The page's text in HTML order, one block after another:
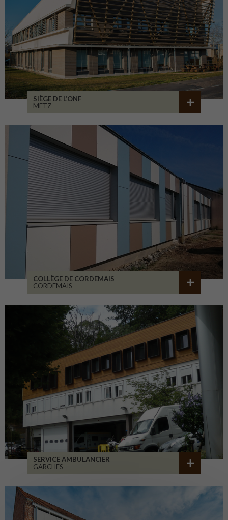
SIÈGE DE L’ONF
METZ
COLLÈGE DE CORDEMAIS
CORDEMAIS
SERVICE AMBULANCIER
GARCHES